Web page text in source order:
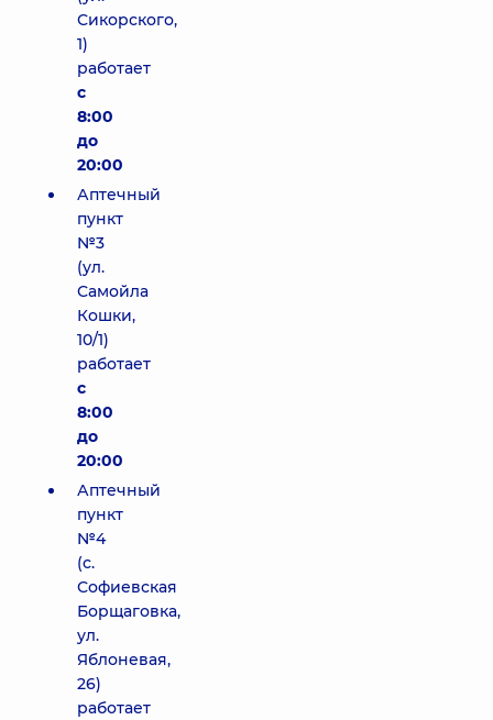
Сикорского,
1)
работает
с
8:00
до
20:00
Аптечный
пункт
№3
(ул.
Самойла
Кошки,
10/1)
работает
с
8:00
до
20:00
Аптечный
пункт
№4
(с.
Софиевская
Борщаговка,
ул.
Яблоневая,
26)
работает